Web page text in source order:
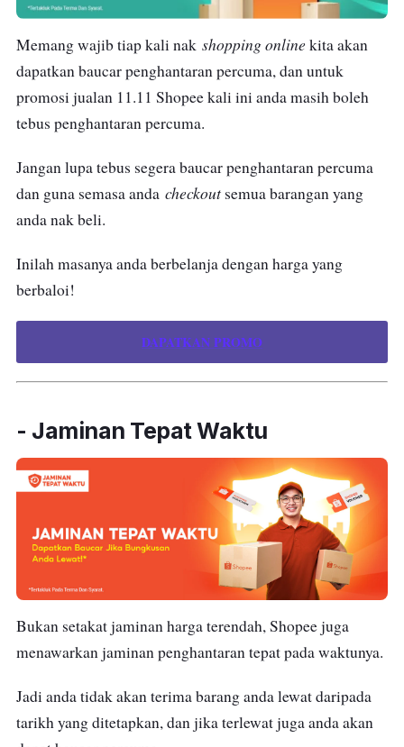
Memang wajib tiap kali nak shopping online kita akan
dapatkan baucar penghantaran percuma, dan untuk
promosi jualan 11.11 Shopee kali ini anda masih boleh
tebus penghantaran percuma.
Jangan lupa tebus segera baucar penghantaran percuma
dan guna semasa anda checkout semua barangan yang
anda nak beli.
Inilah masanya anda berbelanja dengan harga yang
berbaloi!
DAPATKAN PROMO
- Jaminan Tepat Waktu
Bukan setakat jaminan harga terendah, Shopee juga
menawarkan jaminan penghantaran tepat pada waktunya.
Jadi anda tidak akan terima barang anda lewat daripada
tarikh yang ditetapkan, dan jika terlewat juga anda akan